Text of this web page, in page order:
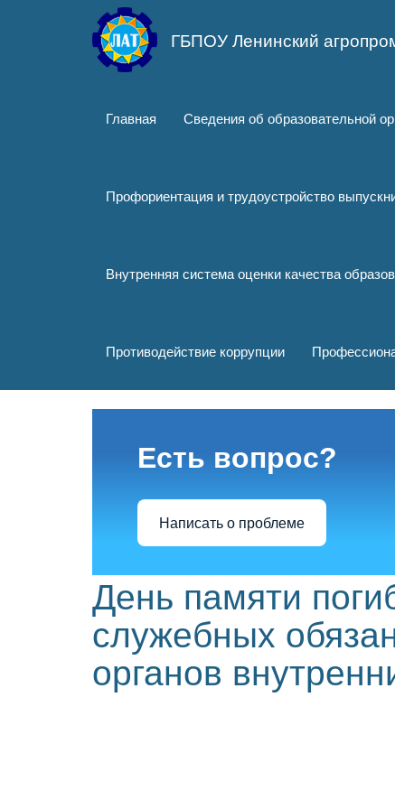
ГБПОУ Ленинский
Главная Сведения об образовательной
Профориентация и трудоустройство
Внутренняя система оценки качества
Противодействие коррупции
Есть вопрос?
Написать о проблеме
День памяти
служебных
органов